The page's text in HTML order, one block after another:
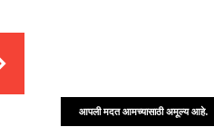
आपली मदत आमच्यासाठी अमूल्य आहे.